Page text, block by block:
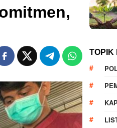
TOPIK